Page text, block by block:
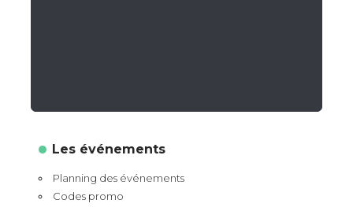
Les événements
Planning des événements
Codes promo